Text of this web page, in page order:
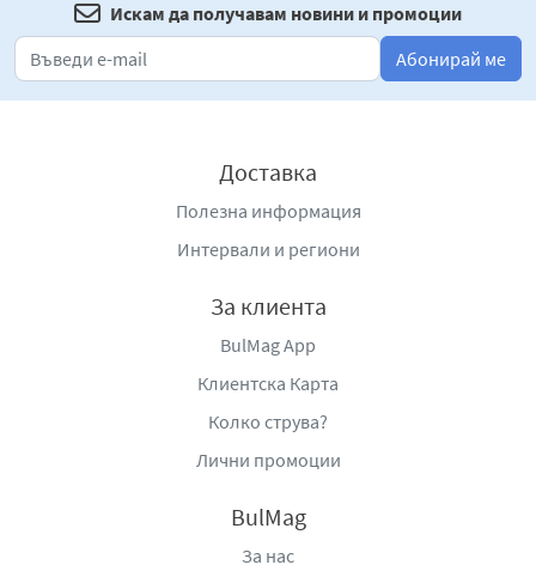
Искам да получавам новини и промоции
Абонирай ме
Доставка
Полезна информация
Интервали и региони
За клиента
BulMag App
Клиентска Карта
Колко струва?
Лични промоции
BulMag
За нас